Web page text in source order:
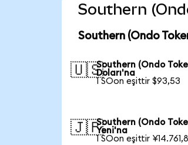
Southern
Southern (Ondo
🇺🇸Southern (Ondo
Doları'na
1 SOon eşittir $93,53
🇯🇵Southern (Ondo
Yeni'na
1 SOon eşittir